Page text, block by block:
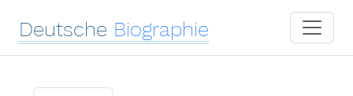
Deutsche Biographie